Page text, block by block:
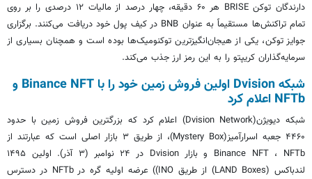
دارندگان توکن BRISE هر ۶۰ دقیقه، چهار درصد از مالیات ۱۲ درصدی را بر روی
تمام تراکنش‌ها مستقیماً به عنوان BNB در کیف پول خود دریافت می‌کنند. برگزاری
جوایز توکن، یکی از هیجان‌انگیزترین توکنومیک‌ها بوده است و همچنان بسیاری از
سرمایه‌گذاران کریپتو را به این رمز ارز جذب می‌کند.
شبکه Dvision اولین فروش زمین خود را با Binance NFT و
NFTb اعلام کرد
شبکه دیویژن(Dvision Network) اعلام کرد که بزرگترین فروش زمین با حدود
۴۴۶۰ جعبه اسرارآمیز(Mystery Box)، از طریق ۳ بازار اصلی است که عبارتند از
Binance NFT ، NFTb و بازار Dvision در ۲۴ نوامبر (۳ آذر). اولین ۱۴۹۵
لندباکس (LAND Boxes) از طریق INO)) عرضه اولیه گره در NFTb در دسترس